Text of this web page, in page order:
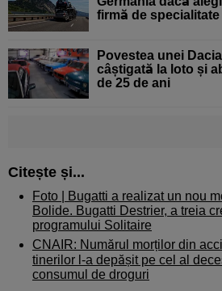
firmă de specialitate
Povestea unei
câștigată la loto și
de 25 de ani
Citește și...
Foto |
Bugatti a realizat un nou
Bolide. Bugatti Destrier, a treia
programului Solitaire
CNAIR: Numărul morților din
tinerilor l-a depășit pe cel al
consumul de droguri